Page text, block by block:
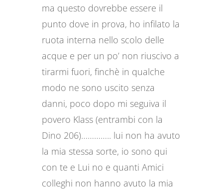
ma questo dovrebbe essere il
punto dove in prova, ho infilato la
ruota interna nello scolo delle
acque e per un po’ non riuscivo a
tirarmi fuori, finchè in qualche
modo ne sono uscito senza
danni, poco dopo mi seguiva il
povero Klass (entrambi con la
Dino 206)………….. lui non ha avuto
la mia stessa sorte, io sono qui
con te e Lui no e quanti Amici
colleghi non hanno avuto la mia